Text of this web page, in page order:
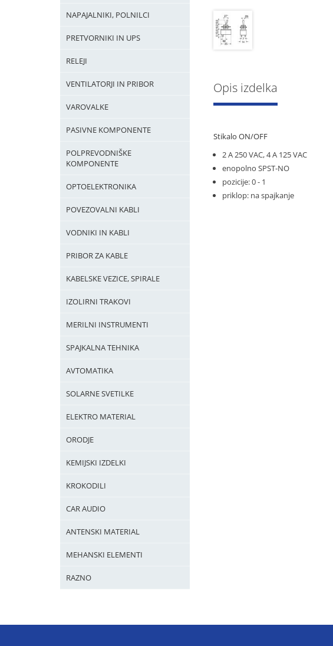
NAPAJALNIKI, POLNILCI
PRETVORNIKI IN UPS
RELEJI
VENTILATORJI IN PRIBOR
VAROVALKE
PASIVNE KOMPONENTE
POLPREVODNIŠKE
KOMPONENTE
OPTOELEKTRONIKA
POVEZOVALNI KABLI
VODNIKI IN KABLI
PRIBOR ZA KABLE
KABELSKE VEZICE, SPIRALE
IZOLIRNI TRAKOVI
MERILNI INSTRUMENTI
SPAJKALNA TEHNIKA
AVTOMATIKA
SOLARNE SVETILKE
ELEKTRO MATERIAL
ORODJE
KEMIJSKI IZDELKI
KROKODILI
CAR AUDIO
ANTENSKI MATERIAL
MEHANSKI ELEMENTI
RAZNO
Opis izdelka
Stikalo ON/OFF
2 A 250 VAC, 4 A 125 VAC
enopolno SPST-NO
pozicije: 0 - 1
priklop: na spajkanje